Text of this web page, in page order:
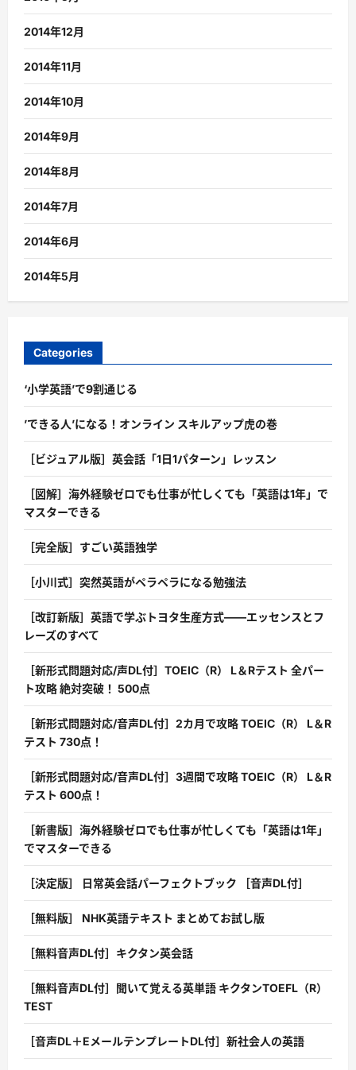
2014年12月
2014年11月
2014年10月
2014年9月
2014年8月
2014年7月
2014年6月
2014年5月
Categories
‘小学英語’で9割通じる
’できる人’になる！オンライン スキルアップ虎の巻
［ビジュアル版］英会話「1日1パターン」レッスン
［図解］海外経験ゼロでも仕事が忙しくても「英語は1年」で
マスターできる
［完全版］すごい英語独学
［小川式］突然英語がペラペラになる勉強法
［改訂新版］英語で学ぶトヨタ生産方式――エッセンスとフ
レーズのすべて
［新形式問題対応/声DL付］TOEIC（R） L＆Rテスト 全パー
ト攻略 絶対突破！ 500点
［新形式問題対応/音声DL付］2カ月で攻略 TOEIC（R） L＆R
テスト 730点！
［新形式問題対応/音声DL付］3週間で攻略 TOEIC（R） L＆R
テスト 600点！
［新書版］海外経験ゼロでも仕事が忙しくても「英語は1年」
でマスターできる
［決定版］ 日常英会話パーフェクトブック ［音声DL付］
［無料版］ NHK英語テキスト まとめてお試し版
［無料音声DL付］キクタン英会話
［無料音声DL付］聞いて覚える英単語 キクタンTOEFL（R）
TEST
［音声DL＋EメールテンプレートDL付］新社会人の英語